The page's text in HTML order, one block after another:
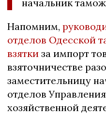
начальник
Напомним,
отделов Одесской
взятки за импорт
взяточничестве
заместительницу
отделов
хозяйственной